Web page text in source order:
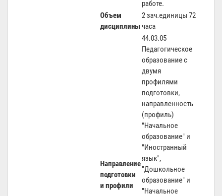
работе.
Объем
дисциплины
2 зач.единицы 72
часа
Направление
подготовки
и профили
44.03.05
Педагогическое
образование с
двумя
профилями
подготовки,
направленность
(профиль)
"Начальное
образование" и
"Иностранный
язык",
"Дошкольное
образование" и
"Начальное